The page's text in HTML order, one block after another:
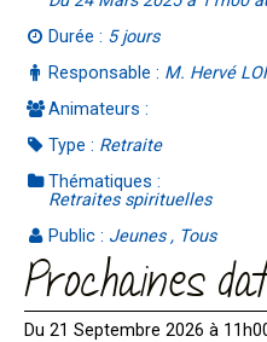
Durée : 5 jours
Responsable : M. Hervé
Animateurs :
Type : Retraite
Thématiques :
Retraites spirituelles
Public : Jeunes , Tous
Prochaines
Du 21 Septembre 2026 à